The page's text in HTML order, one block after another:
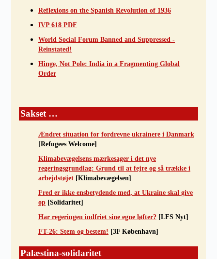
Reflexions on the Spanish Revolution of 1936
IVP 618 PDF
World Social Forum Banned and Suppressed -
Reinstated!
Hinge, Not Pole: India in a Fragmenting Global
Order
Sakset …
Ændret situation for fordrevne ukrainere i Danmark
[Refugees Welcome]
Klimabevægelsens mærkesager i det nye
regeringsgrundlag: Grund til at fejre og så trække i
arbejdstøjet [Klimabevægelsen]
Fred er ikke ensbetydende med, at Ukraine skal give
op [Solidaritet]
Har regeringen indfriet sine egne løfter? [LFS Nyt]
FT-26: Stem og bestem! [3F København]
Palæstina-solidaritet